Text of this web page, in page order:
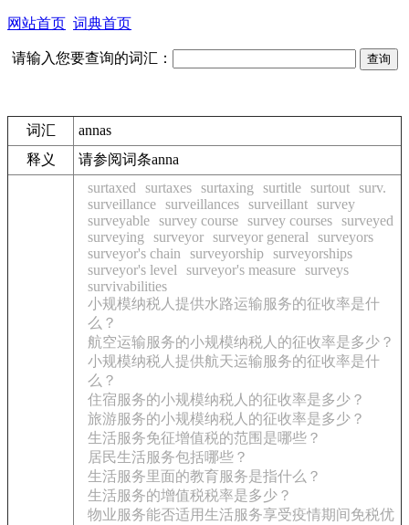
网站首页 词典首页
请输入您要查询的词汇：
词汇
annas
释义
请参阅词条anna
surtaxed surtaxes surtaxing surtitle surtout surv.
surveillance surveillances surveillant survey
surveyable survey course survey courses surveyed
surveying
surveyor surveyor general
surveyors
surveyor's chain
surveyorship surveyorships
surveyor's level
surveyor's measure surveys
survivabilities
小规模纳税人提供水路运输服务的征收率是什
么？
航空运输服务的小规模纳税人的征收率是多少？
小规模纳税人提供航天运输服务的征收率是什
么？
住宿服务的小规模纳税人的征收率是多少？
旅游服务的小规模纳税人的征收率是多少？
生活服务免征增值税的范围是哪些？
居民生活服务包括哪些？
生活服务里面的教育服务是指什么？
生活服务的增值税税率是多少？
物业服务能否适用生活服务享受疫情期间免税优